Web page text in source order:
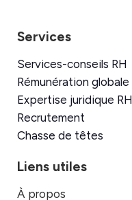
Services
Services-conseils RH
Rémunération globale
Expertise juridique RH
Recrutement
Chasse de têtes
Liens utiles
À propos